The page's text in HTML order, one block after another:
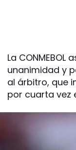
La
unanimidad y
al árbitro, que
por cuarta vez